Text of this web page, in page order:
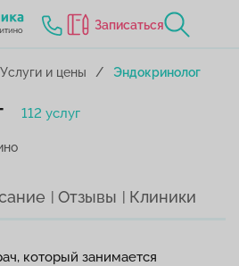
Записаться
Услуги и цены Эндокринолог
112 услуг
Отзывы Клиники
который занимается